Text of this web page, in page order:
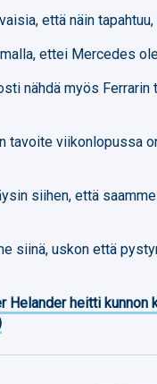
että näin
ettei Mercedes
nähdä myös
tavoite viikonlopussa
siihen, että
siinä, uskon että
Helander heitti kunnon